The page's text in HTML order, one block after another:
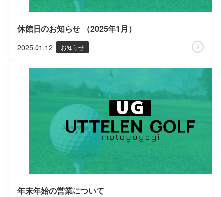
2025.01.12 お知らせ
休館日のお知らせ （2025年1月）
年末年始の営業について